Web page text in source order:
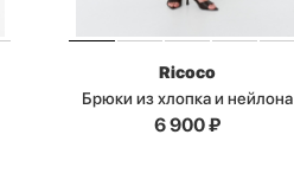
Ricoco
Брюки из хлопка и нейлона
6 900₽